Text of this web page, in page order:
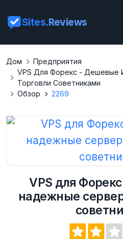
Sites.Reviews
Дом
Предприятия
VPS Для Форекс -
Торговли Советниками
Обзор
2269
VPS для
надежные